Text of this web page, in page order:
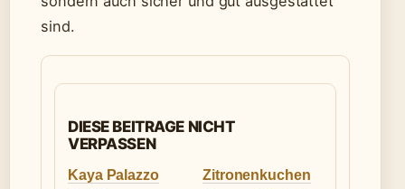
sind.
DIESE BEITRAGE NICHT
VERPASSEN
Kaya Palazzo
Zitronenkuchen